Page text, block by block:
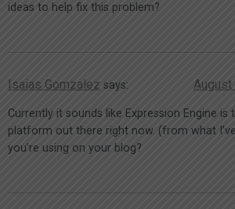
ideas to help fix this problem?
Isaias Gomzalez says: August
Currently it sounds like Expression Engine is
platform out there right now. (from what
you’re using on your blog?